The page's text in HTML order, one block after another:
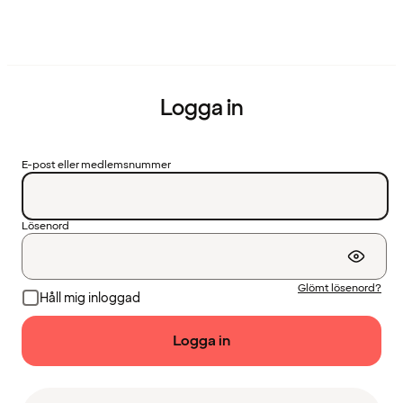
Logga in
E-post eller medlemsnummer
Lösenord
Håll mig inloggad
Glömt lösenord?
Logga in